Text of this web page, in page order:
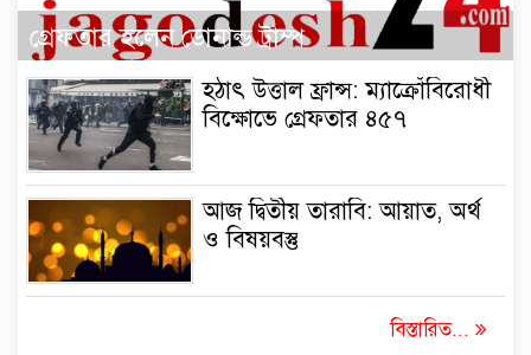
গ্রেফতার হলেন ডোনাল্ড ট্রাম্প
হঠাৎ উত্তাল ফ্রান্স: ম্যাক্রোঁবিরোধী
বিক্ষোভে গ্রেফতার ৪৫৭
আজ দ্বিতীয় তারাবি: আয়াত, অর্থ
ও বিষয়বস্তু
বিস্তারিত...